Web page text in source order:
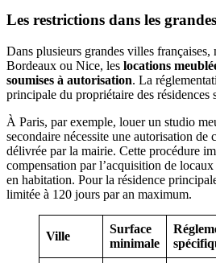
Les restrictions dans les
Dans plusieurs grandes villes
Bordeaux ou Nice, les locations
soumises à autorisation. La
principale du propriétaire des résidences
À Paris, par exemple, louer un studio
secondaire nécessite une autorisation de
délivrée par la mairie. Cette procédure
compensation par l’acquisition de
en habitation. Pour la résidence
limitée à 120 jours par an maximum.
Ville
Surface
minimale